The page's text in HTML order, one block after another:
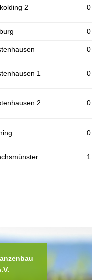
2 0
0
0
1 0
2 0
0
1